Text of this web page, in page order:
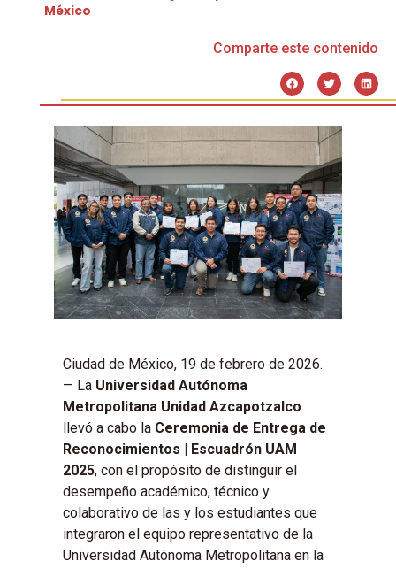
México
Comparte este contenido
Ciudad de México, 19 de febrero de 2026.
— La Universidad Autónoma
Metropolitana Unidad Azcapotzalco
llevó a cabo la Ceremonia de Entrega de
Reconocimientos | Escuadrón UAM
2025, con el propósito de distinguir el
desempeño académico, técnico y
colaborativo de las y los estudiantes que
integraron el equipo representativo de la
Universidad Autónoma Metropolitana en la